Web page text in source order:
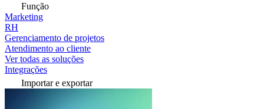
Função
Marketing
RH
Gerenciamento de projetos
Atendimento ao cliente
Ver todas as soluções
Integrações
Importar e exportar